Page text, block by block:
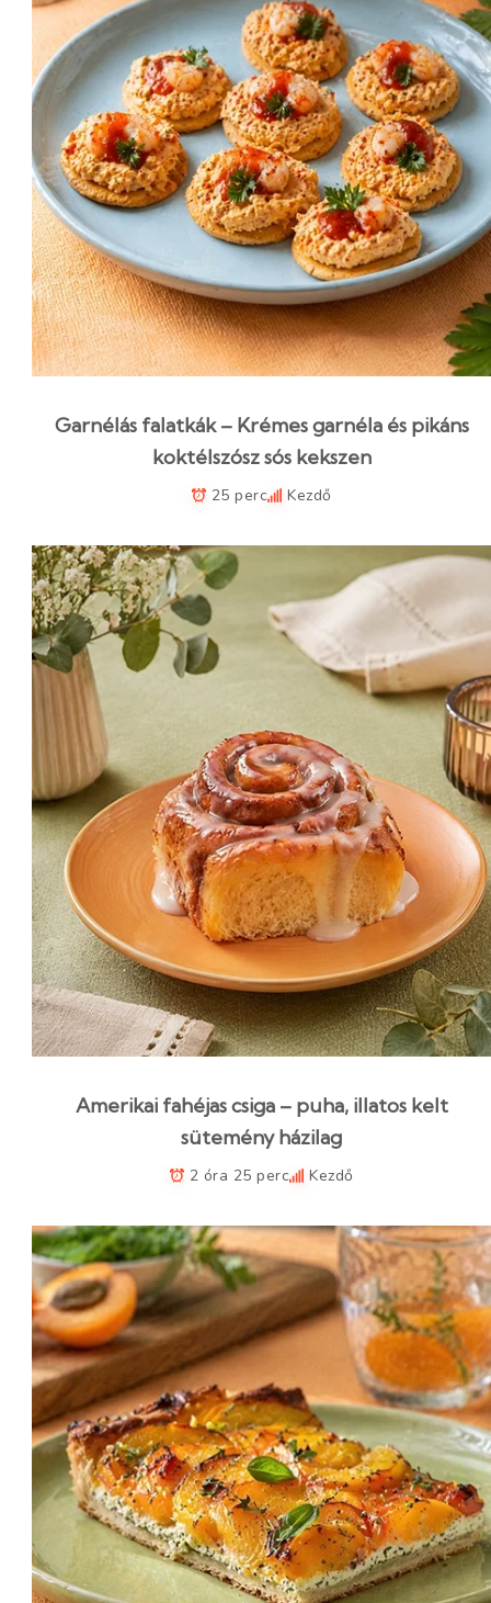
Garnélás falatkák – Krémes garnéla és pikáns
koktélszósz sós kekszen
25 perc Kezdő
Amerikai fahéjas csiga – puha, illatos kelt
sütemény házilag
2 óra 25 perc Kezdő